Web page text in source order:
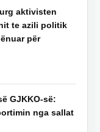
aktivisten
te azili politik
për
GJKKO-së:
nga sallat